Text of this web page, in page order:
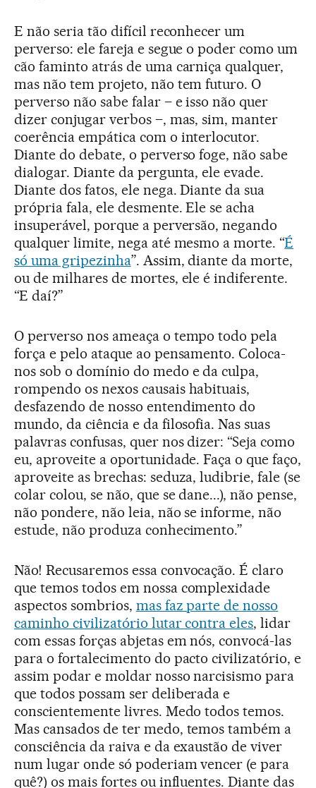
E não seria tão difícil reconhecer um
perverso: ele fareja e segue o poder como um
cão faminto atrás de uma carniça qualquer,
mas não tem projeto, não tem futuro. O
perverso não sabe falar – e isso não quer
dizer conjugar verbos –, mas, sim, manter
coerência empática com o interlocutor.
Diante do debate, o perverso foge, não sabe
dialogar. Diante da pergunta, ele evade.
Diante dos fatos, ele nega. Diante da sua
própria fala, ele desmente. Ele se acha
insuperável, porque a perversão, negando
qualquer limite, nega até mesmo a morte. “É
só uma gripezinha”. Assim, diante da morte,
ou de milhares de mortes, ele é indiferente.
“E daí?”
O perverso nos ameaça o tempo todo pela
força e pelo ataque ao pensamento. Coloca-
nos sob o domínio do medo e da culpa,
rompendo os nexos causais habituais,
desfazendo de nosso entendimento do
mundo, da ciência e da filosofia. Nas suas
palavras confusas, quer nos dizer: “Seja como
eu, aproveite a oportunidade. Faça o que faço,
aproveite as brechas: seduza, ludibrie, fale (se
colar colou, se não, que se dane...), não pense,
não pondere, não leia, não se informe, não
estude, não produza conhecimento.”
Não! Recusaremos essa convocação. É claro
que temos todos em nossa complexidade
aspectos sombrios, mas faz parte de nosso
caminho civilizatório lutar contra eles, lidar
com essas forças abjetas em nós, convocá-las
para o fortalecimento do pacto civilizatório, e
assim podar e moldar nosso narcisismo para
que todos possam ser deliberada e
conscientemente livres. Medo todos temos.
Mas cansados de ter medo, temos também a
consciência da raiva e da exaustão de viver
num lugar onde só poderiam vencer (e para
quê?) os mais fortes ou influentes. Diante das